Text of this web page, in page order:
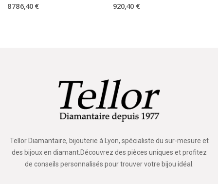
8 786,40 € 920,40 €
Tellor Diamantaire, bijouterie à Lyon, spécialiste du sur-mesure et
des bijoux en diamant.Découvrez des pièces uniques et profitez
de conseils personnalisés pour trouver votre bijou idéal.